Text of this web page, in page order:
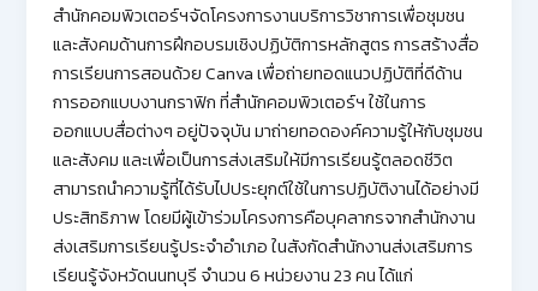
สำนักคอมพิวเตอร์ฯจัดโครงการงานบริการวิชาการเพื่อชุมชน
และสังคมด้านการฝึกอบรมเชิงปฏิบัติการหลักสูตร การสร้างสื่อ
การเรียนการสอนด้วย Canva เพื่อถ่ายทอดแนวปฏิบัติที่ดีด้าน
การออกแบบงานกราฟิก ที่สำนักคอมพิวเตอร์ฯ ใช้ในการ
ออกแบบสื่อต่างๆ อยู่ปัจจุบัน มาถ่ายทอดองค์ความรู้ให้กับชุมชน
และสังคม และเพื่อเป็นการส่งเสริมให้มีการเรียนรู้ตลอดชีวิต
สามารถนำความรู้ที่ได้รับไปประยุกต์ใช้ในการปฏิบัติงานได้อย่างมี
ประสิทธิภาพ โดยมีผู้เข้าร่วมโครงการคือบุคลากรจากสำนักงาน
ส่งเสริมการเรียนรู้ประจำอำเภอ ในสังกัดสำนักงานส่งเสริมการ
เรียนรู้จังหวัดนนทบุรี จำนวน 6 หน่วยงาน 23 คน ได้แก่